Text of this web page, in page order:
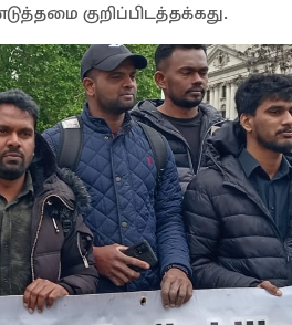
குறிப்பிடத்தக்கது.